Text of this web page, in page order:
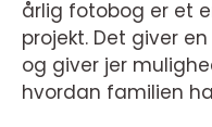
årlig fotobog er et
projekt. Det giver
og giver jer
hvordan familien